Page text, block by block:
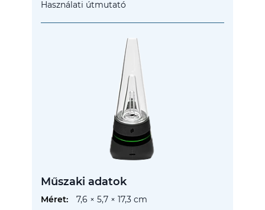
Használati útmutató
Műszaki adatok
További
7,6 × 5,7 × 17,3 cm